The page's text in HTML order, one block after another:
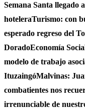
Semana Santa llegado
hoteleraTurismo: con
esperado regreso del
DoradoEconomía
modelo de trabajo
ItuzaingóMalvinas:
combatientes nos
irrenunciable de